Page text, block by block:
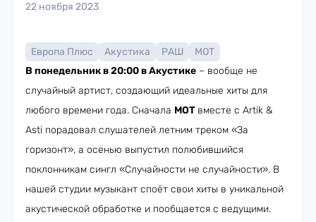
22 ноября 2023
Европа Плюс Акустика РАШ
МОТ
В понедельник в 20:00 в Акустике – вообще не
случайный артист, создающий идеальные хиты для
любого времени года. Сначала МОТ вместе с Artik &
Asti порадовал слушателей летним треком «За
горизонт», а осенью выпустил полюбившийся
поклонникам сингл «Случайности не случайности». В
нашей студии музыкант споёт свои хиты в уникальной
акустической обработке и пообщается с ведущими.